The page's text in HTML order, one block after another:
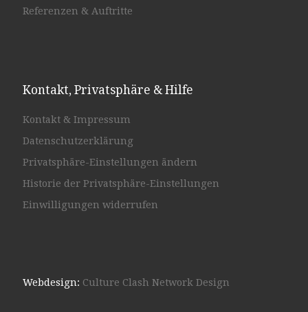
Referenzen & Auftritte
Kontakt, Privatsphäre & Hilfe
Kontakt & Impressum
Datenschutzerklärung
Privatsphäre-Einstellungen ändern
Historie der Privatsphäre-Einstellungen
Einwilligungen widerrufen
Webdesign: Culture Clash Network Design